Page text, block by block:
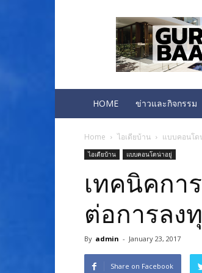
บ้าน
คอน
โด
ทาวน์
โฮม
ห้อง
นอน
HOME ข่าวและกิจกรรม
Home ไอเดียบ้าน แบบคอนโด
ไอเดียบ้าน แบบคอนโดน่าอยู่
เทคนิคกา
ต่อการลง
By admin - January 23, 2017
Share on Facebook